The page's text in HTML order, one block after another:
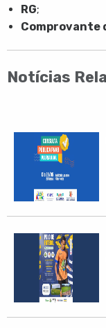
RG;
Comprovante
Notícias